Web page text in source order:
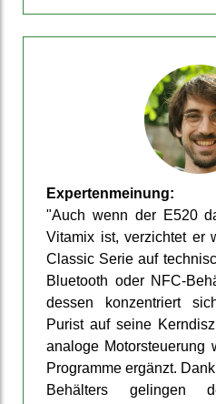
Experten­meinung:
"Auch wenn der E520
Vitamix ist, ver­zichtet er
Classic Serie auf
Blue­tooth oder NFC-
dessen konzen­triert
Purist auf seine
analoge Motor­steuerung
Pro­gramme ergänzt.
Behälters gelingen